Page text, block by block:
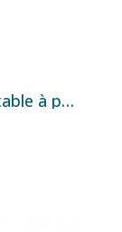
Bac Euronorm gerbable emboîtable à parois et fond ajourés - gris/bleu - 32 L - 600×400×200 mm